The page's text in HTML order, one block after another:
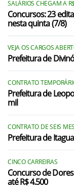
Caetanópolis/
Caeté/MG
Caiana/MG
Cajuri/MG
Caldas/MG
Camacho/MG
Camanducaia/
Cambuí/MG
Cambuquira/MG
Campanário/MG
SALÁRIOS CHEGAM A
Concursos: 23
nesta quinta (7/8)
VEJA OS CARGOS
Prefeitura de
CONTRATO
Prefeitura de
mil
CONTRATO DE SEIS
Prefeitura de
CINCO CARREIRAS
Concurso de
até R$ 4.500